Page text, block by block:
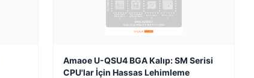
Amaoe U-QSU4 BGA Kalıp: SM Serisi
CPU'lar İçin Hassas Lehimleme